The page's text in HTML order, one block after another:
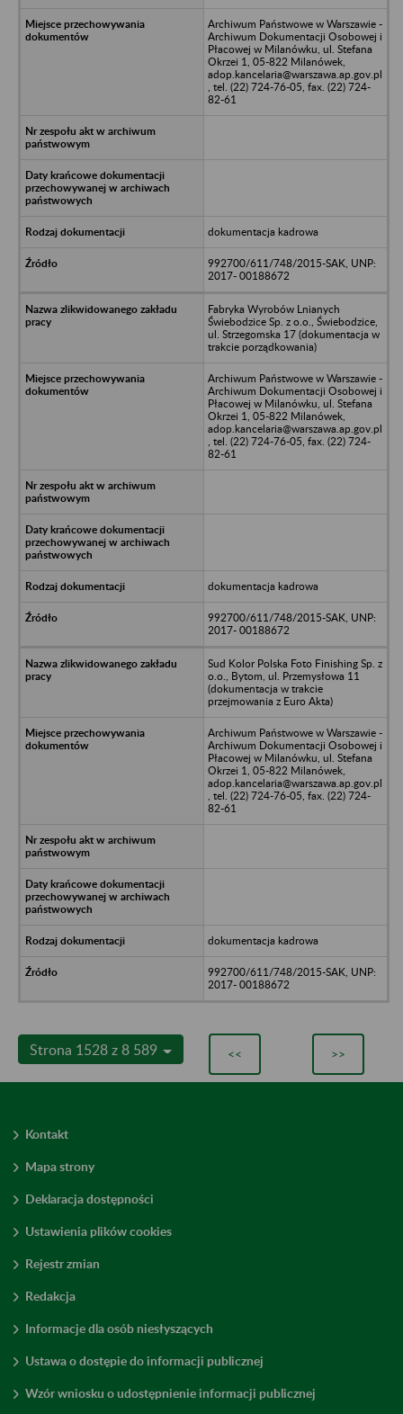
Archiwum Państwowe w Warszawie -
Archiwum Dokumentacji Osobowej i
Płacowej w Milanówku, ul. Stefana
Okrzei 1, 05-822 Milanówek,
adop.kancelaria@warszawa.ap.gov.pl
, tel. (22) 724-76-05, fax. (22) 724-
82-61
dokumentacja kadrowa
992700/611/748/2015-SAK, UNP:
2017- 00188672
Fabryka Wyrobów Lnianych
Świebodzice Sp. z o.o., Świebodzice,
ul. Strzegomska 17 (dokumentacja w
trakcie porządkowania)
Archiwum Państwowe w Warszawie -
Archiwum Dokumentacji Osobowej i
Płacowej w Milanówku, ul. Stefana
Okrzei 1, 05-822 Milanówek,
adop.kancelaria@warszawa.ap.gov.pl
, tel. (22) 724-76-05, fax. (22) 724-
82-61
dokumentacja kadrowa
992700/611/748/2015-SAK, UNP:
2017- 00188672
Sud Kolor Polska Foto Finishing Sp. z
o.o., Bytom, ul. Przemysłowa 11
(dokumentacja w trakcie
przejmowania z Euro Akta)
Archiwum Państwowe w Warszawie -
Archiwum Dokumentacji Osobowej i
Płacowej w Milanówku, ul. Stefana
Okrzei 1, 05-822 Milanówek,
adop.kancelaria@warszawa.ap.gov.pl
, tel. (22) 724-76-05, fax. (22) 724-
82-61
dokumentacja kadrowa
992700/611/748/2015-SAK, UNP:
2017- 00188672
Strona 1528 z 8 589 << >>
Kontakt
Mapa strony
Deklaracja dostępności
Ustawienia plików cookies
Rejestr zmian
Redakcja
Informacje dla osób niesłyszących
Ustawa o dostępie do informacji publicznej
Wzór wniosku o udostępnienie informacji publicznej